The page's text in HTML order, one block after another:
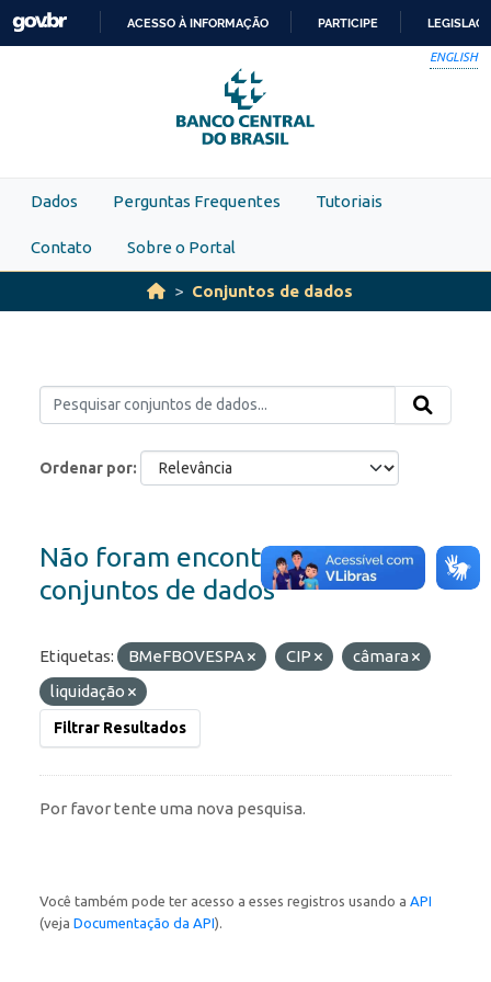
Skip to main content
PARA
O
CONTEÚDO
ACESSO À INFORMAÇÃO PARTICIPE
ENGLISH
Dados Perguntas Frequentes Tutoriais
Contato Sobre o Portal
Conjuntos de dados
Ordenar por
Não foram encontrados
conjuntos de dados
Etiquetas: BMeFBOVESPA CIP
câmara
liquidação
Filtrar Resultados
Por favor tente uma nova pesquisa.
Você também pode ter acesso a esses registros usando a API
(veja Documentação da API).